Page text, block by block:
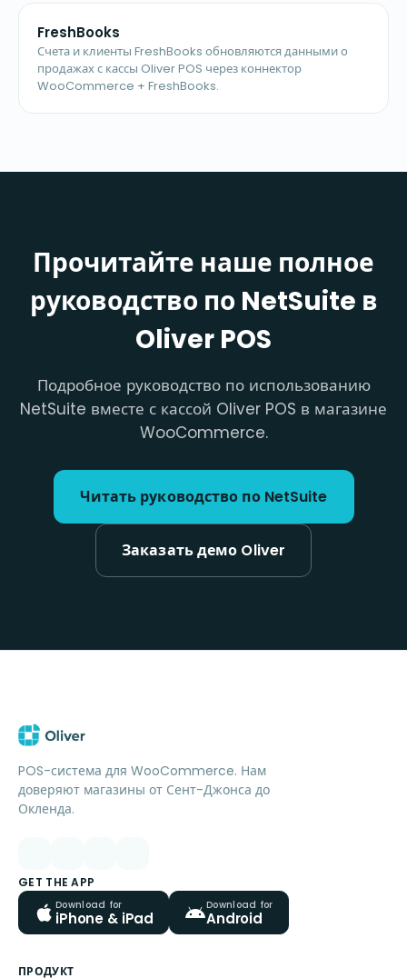
FreshBooks
Счета и клиенты FreshBooks обновляются данными о
продажах с кассы Oliver POS через коннектор
WooCommerce + FreshBooks.
Прочитайте наше полное
руководство по NetSuite в
Oliver POS
Подробное руководство по использованию
NetSuite вместе с кассой Oliver POS в магазине
WooCommerce.
Читать руководство по NetSuite
Заказать демо Oliver
POS-система для WooCommerce. Нам
доверяют магазины от Сент-Джонса до
Окленда.
GET THE APP
Download for
iPhone & iPad
Download for
Android
ПРОДУКТ